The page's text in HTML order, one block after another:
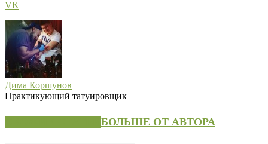
VK
Дима Коршунов
Практикующий татуировщик
БОЛЬШЕ ОТ АВТОРА